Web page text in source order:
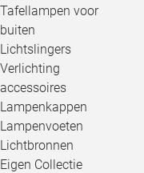
Tafellampen voor
buiten
Lichtslingers
Verlichting
accessoires
Lampenkappen
Lampenvoeten
Lichtbronnen
Eigen Collectie